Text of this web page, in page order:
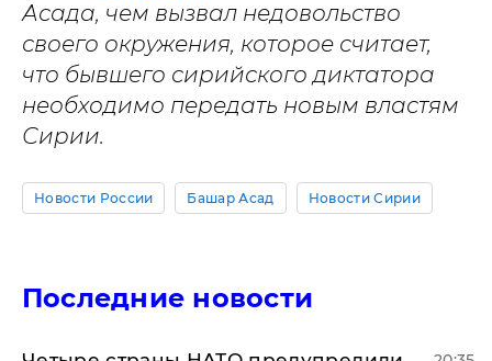
Асада, чем вызвал недовольство
своего окружения, которое считает,
что бывшего сирийского диктатора
необходимо передать новым властям
Сирии.
Новости России Башар Асад Новости Сирии
Последние новости